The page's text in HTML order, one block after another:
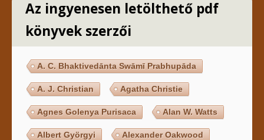
Az ingyenesen letölthető pdf
könyvek szerzői
A. C. Bhaktivedānta Swāmī Prabhupāda
A. J. Christian Agatha Christie
Agnes Golenya Purisaca Alan W. Watts
Albert Györgyi Alexander Oakwood